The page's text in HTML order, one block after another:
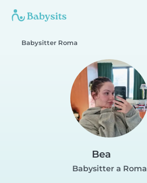
Babysitter Roma
Bea
Babysitter a Roma